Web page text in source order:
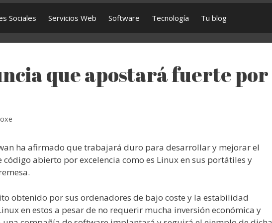
Sociales Servicios Web Software Tecnología Tu blog
que apostará fuerte por
ha afirmado que trabajará duro para desarrollar y mejorar el
abierto por excelencia como es Linux en sus portátiles y
obtenido por sus ordenadores de bajo coste y la estabilidad
en estos a pesar de no requerir mucha inversión económica y